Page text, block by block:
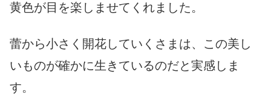
黄色が目を楽しませてくれました。
蕾から小さく開花していくさまは、この美し
いものが確かに生きているのだと実感しま
す。